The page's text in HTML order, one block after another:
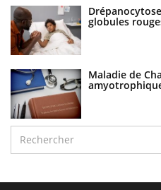
globules
Maladie de